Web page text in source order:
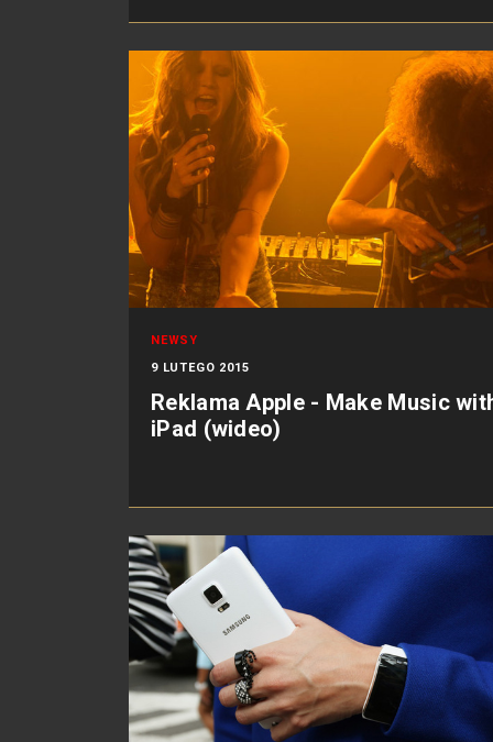
NEWSY
9 LUTEGO 2015
Reklama Apple - Make Music
iPad (wideo)